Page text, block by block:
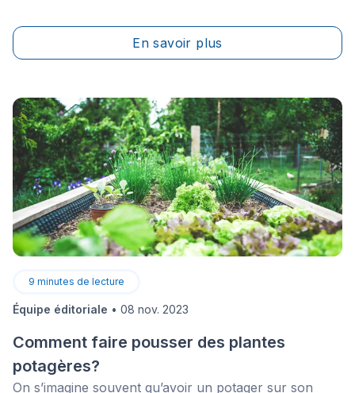
En savoir plus
9 minutes de lecture
Équipe éditoriale • 08 nov. 2023
Comment faire pousser des plantes
potagères?
On s’imagine souvent qu’avoir un potager sur son